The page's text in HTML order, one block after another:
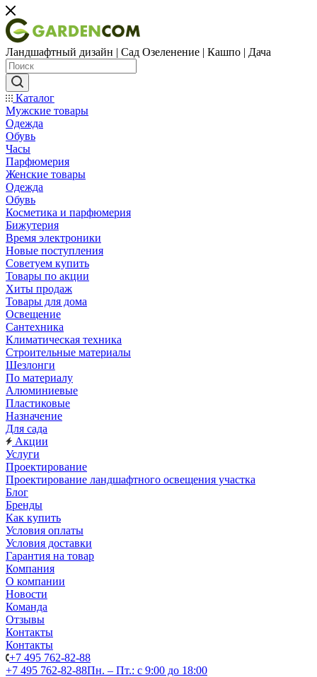
Ландшафтный дизайн | Сад Озеленение | Кашпо | Дача
Каталог
Мужские товары
Одежда
Обувь
Часы
Парфюмерия
Женские товары
Одежда
Обувь
Косметика и парфюмерия
Бижутерия
Время электроники
Новые поступления
Советуем купить
Товары по акции
Хиты продаж
Товары для дома
Освещение
Сантехника
Климатическая техника
Строительные материалы
Шезлонги
По материалу
Алюминиевые
Пластиковые
Назначение
Для сада
Акции
Услуги
Проектирование
Проектирование ландшафтного освещения участка
Блог
Бренды
Как купить
Условия оплаты
Условия доставки
Гарантия на товар
Компания
О компании
Новости
Команда
Отзывы
Контакты
Контакты
+7 495 762-82-88
+7 495 762-82-88Пн. – Пт.: с 9:00 до 18:00